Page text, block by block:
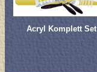
Acryl Komplett Set